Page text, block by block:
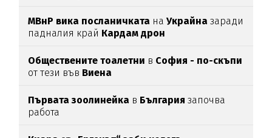
МВнР вика посланичката наУкрайназаради
падналия край Кардам дрон
Обществените тоалетни в София - по-скъпи
от тези във Виена
Първата зоолинейка в Българиязапочва
работа